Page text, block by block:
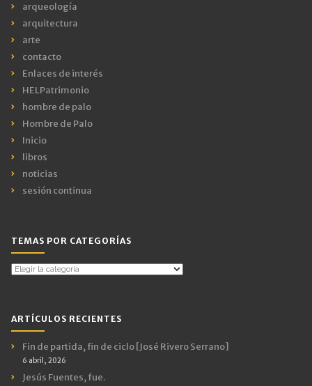
arqueología
arquitectura
arte
contacto
Enlaces de interés
HELPatrimonio
hombre de palo
Hombre de Palo
Inicio
libros
noticias
sesión continua
TEMAS POR CATEGORÍAS
Temas
ARTÍCULOS RECIENTES
Fin de partida, fin de ciclo [José Rivero Serrano]
6 abril, 2026
Jesús Fuentes, fue.